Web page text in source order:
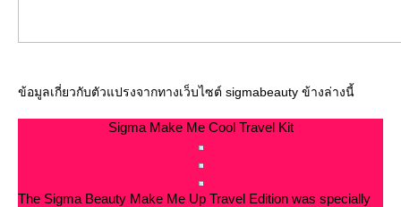
ข้อมูลเกี่ยวกับตัวแปรงจากทางเว็บไซต์ sigmabeauty ข้างล่างนี้
Sigma Make Me Cool Travel Kit
The Sigma Beauty Make Me Up Travel Edition was specially